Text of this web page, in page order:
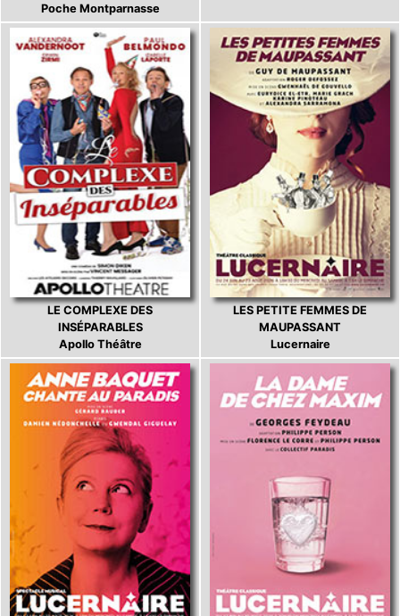
Poche Montparnasse
LE COMPLEXE DES
INSÉPARABLES
Apollo Théâtre
LES PETITE FEMMES DE
MAUPASSANT
Lucernaire